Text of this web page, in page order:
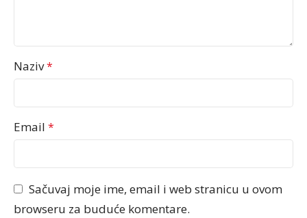
Naziv*
Email *
Sačuvaj moje ime, email i web stranicu u ovom
browseru za buduće komentare.